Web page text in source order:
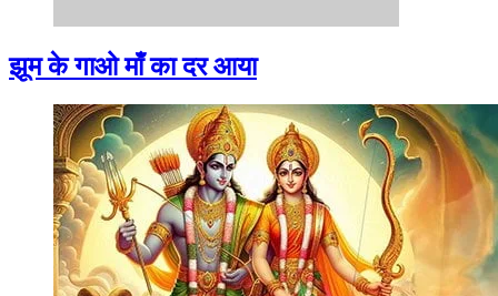
झूम के गाओ माँ का दर आया